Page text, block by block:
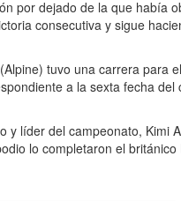
por dejado de la que había
consecutiva y sigue
tuvo una carrera para
a la sexta fecha
y líder del campeonato, Kimi
lo completaron el